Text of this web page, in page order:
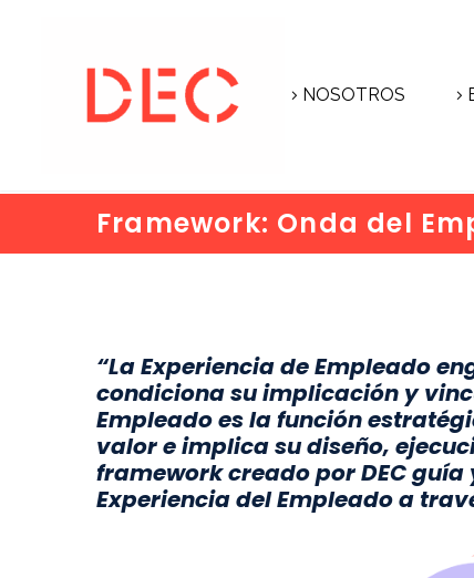
NOSOTROS
Framework: Onda del
“La Experiencia de Empleado
condiciona su implicación y
Empleado es la función
valor e implica su diseño,
framework creado por DEC
Experiencia del Empleado a